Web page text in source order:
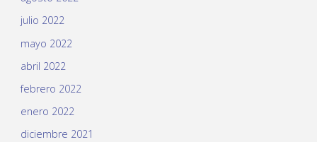
julio 2022
mayo 2022
abril 2022
febrero 2022
enero 2022
diciembre 2021